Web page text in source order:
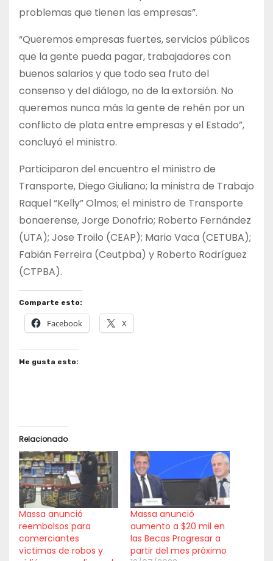
problemas que tienen las empresas”.
“Queremos empresas fuertes, servicios públicos
que la gente pueda pagar, trabajadores con
buenos salarios y que todo sea fruto del
consenso y del diálogo, no de la extorsión. No
queremos nunca más la gente de rehén por un
conflicto de plata entre empresas y el Estado”,
concluyó el ministro.
Participaron del encuentro el ministro de
Transporte, Diego Giuliano; la ministra de Trabajo
Raquel “Kelly” Olmos; el ministro de Transporte
bonaerense, Jorge Donofrio; Roberto Fernández
(UTA); Jose Troilo (CEAP); Mario Vaca (CETUBA);
Fabián Ferreira (Ceutpba) y Roberto Rodríguez
(CTPBA).
Comparte esto:
Facebook X
Me gusta esto:
Relacionado
Massa anunció
reembolsos para
comerciantes
víctimas de robos y
Massa anunció
aumento a $20 mil en
las Becas Progresar a
partir del mes próximo